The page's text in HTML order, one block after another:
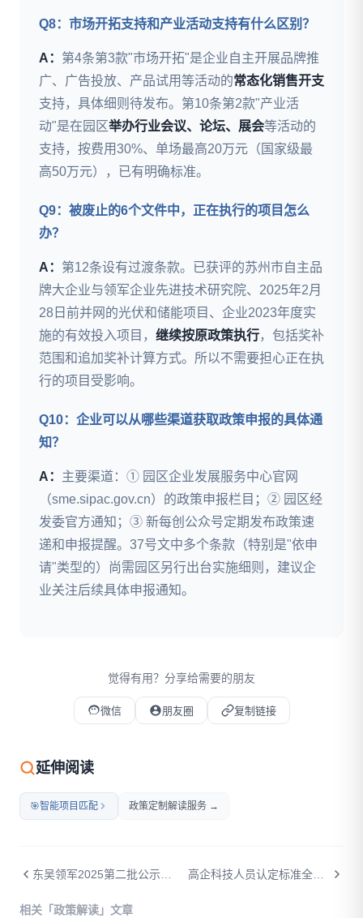
Q8：市场开拓支持和产业活动支持有什么区别？
A： 第4条第3款"市场开拓"是企业自主开展品牌推
广、广告投放、产品试用等活动的常态化销售开支
支持，具体细则待发布。第10条第2款"产业活
动"是在园区举办行业会议、论坛、展会等活动的
支持，按费用30%、单场最高20万元（国家级最
高50万元），已有明确标准。
Q9：被废止的6个文件中，正在执行的项目怎么
办？
A： 第12条设有过渡条款。已获评的苏州市自主品
牌大企业与领军企业先进技术研究院、2025年2月
28日前并网的光伏和储能项目、企业2023年度实
施的有效投入项目， 继续按原政策执行，包括奖补
范围和追加奖补计算方式。所以不需要担心正在执
行的项目受影响。
Q10：企业可以从哪些渠道获取政策申报的具体通
知？
A： 主要渠道：① 园区企业发展服务中心官网
（sme.sipac.gov.cn）的政策申报栏目；② 园区经
发委官方通知；③ 新每创公众号定期发布政策速
递和申报提醒。37号文中多个条款（特别是"依申
请"类型的）尚需园区另行出台实施细则，建议企
业关注后续具体申报通知。
觉得有用？分享给需要的朋友
微信 朋友圈 复制链接
微信扫码打开本文
延伸阅读
🎯智能项目匹配 政策定制解读服务 →
东吴领军2025第二批公示：47个项目入选，新材料和AI成为最大赢家 高企科技人员认定标准全解：谁可以算、谁不能算
相关「政策解读」文章